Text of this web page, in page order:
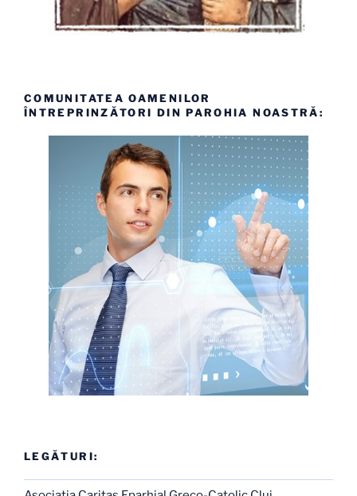
COMUNITATEA OAMENILOR
ÎNTREPRINZĂTORI DIN PAROHIA NOASTRĂ:
LEGĂTURI: